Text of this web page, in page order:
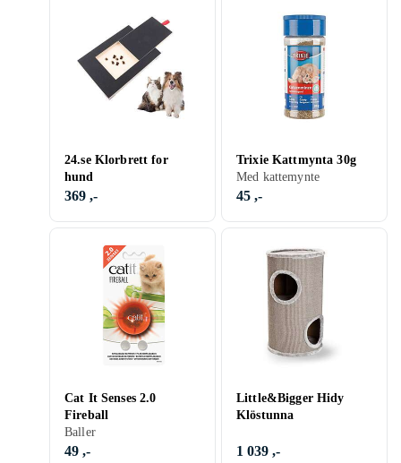
24.se Klorbrett for
hund
369 ,-
Trixie Kattmynta 30g
Med kattemynte
45 ,-
Cat It Senses 2.0
Fireball
Baller
49 ,-
Little&Bigger Hidy
Klöstunna
1 039 ,-